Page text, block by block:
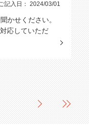
記入日： 2024/03/01
かせください。
応していただ